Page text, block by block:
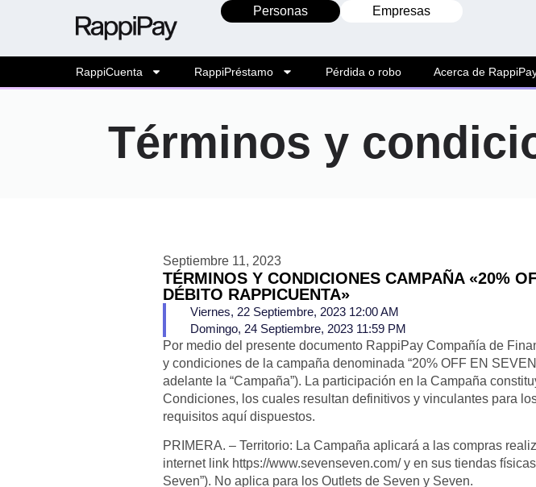
Personas Empresas
RappiCuenta RappiPréstamo Pérdida o robo Acerca de
Términos y
Septiembre 11, 2023
TÉRMINOS Y CONDICIONES CAMPAÑA «20%
DÉBITO RAPPICUENTA»
Viernes, 22 Septiembre, 2023 12:00 AM
Domingo, 24 Septiembre, 2023 11:59 PM
Por medio del presente documento RappiPay Compañía de
y condiciones de la campaña denominada “20% OFF EN
adelante la “Campaña”). La participación en la Campaña
Condiciones, los cuales resultan definitivos y vinculantes para
requisitos aquí dispuestos.
PRIMERA. – Territorio: La Campaña aplicará a las compras
internet link https://www.sevenseven.com/ y en sus tiendas
Seven”). No aplica para los Outlets de Seven y Seven.